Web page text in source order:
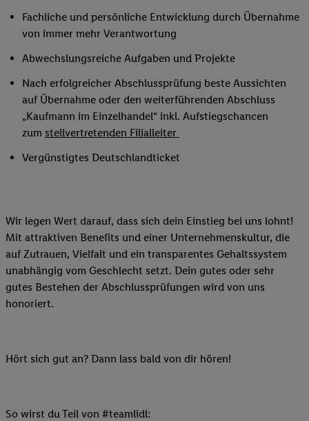
Fachliche und persönliche Entwicklung durch Übernahme
von immer mehr Verantwortung
Abwechslungsreiche Aufgaben und Projekte
Nach erfolgreicher Abschlussprüfung beste Aussichten
auf Übernahme oder den weiterführenden Abschluss
„Kaufmann im Einzelhandel“ inkl. Aufstiegschancen
zum stellvertretenden Filialleiter
Vergünstigtes Deutschlandticket
Wir legen Wert darauf, dass sich dein Einstieg bei uns lohnt!
Mit attraktiven Benefits und einer Unternehmenskultur, die
auf Zutrauen, Vielfalt und ein transparentes Gehaltssystem
unabhängig vom Geschlecht setzt. Dein gutes oder sehr
gutes Bestehen der Abschlussprüfungen wird von uns
honoriert.
Hört sich gut an? Dann lass bald von dir hören!
So wirst du Teil von #teamlidl: